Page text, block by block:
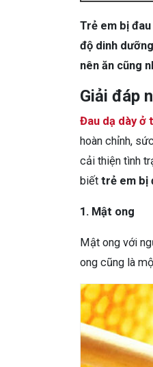
Trẻ em bị
độ dinh
nên ăn cũng
Giải đáp
Đau dạ dày ở
hoàn chỉnh,
cải thiện tình
biết trẻ em bị
1. Mật ong
Mật ong với
ong cũng là